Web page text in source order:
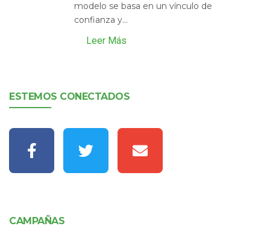
modelo se basa en un vínculo de
confianza y...
Leer Más
ESTEMOS CONECTADOS
CAMPAÑAS